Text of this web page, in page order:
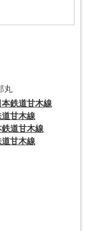
丸
本鉄道甘木線
甘木線
道甘木線
甘木線